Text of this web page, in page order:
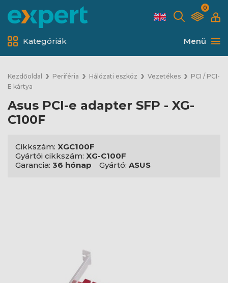
0
Menü
Kategóriák
Kezdőoldal Periféria Hálózati eszköz Vezetékes
PCI / PCI-
E kártya
Asus PCI-e adapter SFP - XG-
C100F
Cikkszám: XGC100F
Gyártói cikkszám: XG-C100F
Garancia: 36 hónap Gyártó: ASUS